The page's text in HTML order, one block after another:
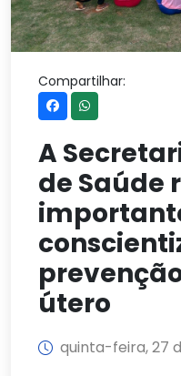
Compartilhar:
A
de Saúde
útero
quinta-feira, 27